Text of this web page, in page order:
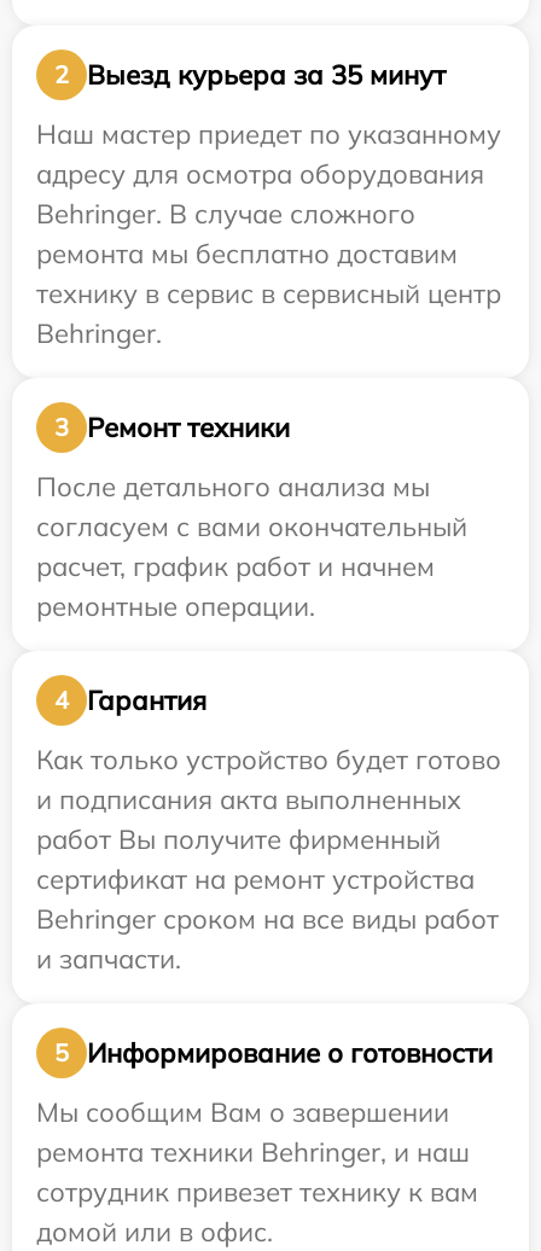
2
Выезд курьера за 35 минут
Наш мастер приедет по указанному
адресу для осмотра оборудования
Behringer. В случае сложного
ремонта мы бесплатно доставим
технику в сервис в сервисный центр
Behringer.
3
Ремонт техники
После детального анализа мы
согласуем с вами окончательный
расчет, график работ и начнем
ремонтные операции.
4
Гарантия
Как только устройство будет готово
и подписания акта выполненных
работ Вы получите фирменный
сертификат на ремонт устройства
Behringer сроком на все виды работ
и запчасти.
5
Информирование о готовности
Мы сообщим Вам о завершении
ремонта техники Behringer, и наш
сотрудник привезет технику к вам
домой или в офис.